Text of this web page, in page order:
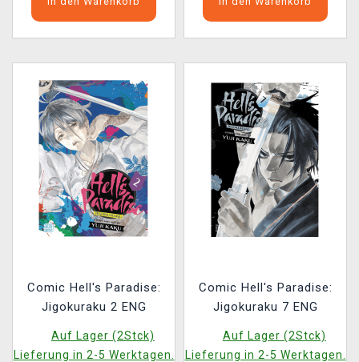
Comic Hell's Paradise:
Jigokuraku 2 ENG
Auf Lager (2Stck)
Lieferung in 2-5 Werktagen.
Comic Hell's Paradise:
Jigokuraku 7 ENG
Auf Lager (2Stck)
Lieferung in 2-5 Werktagen.